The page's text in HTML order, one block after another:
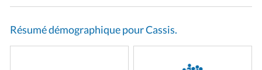
Résumé démographique pour Cassis.